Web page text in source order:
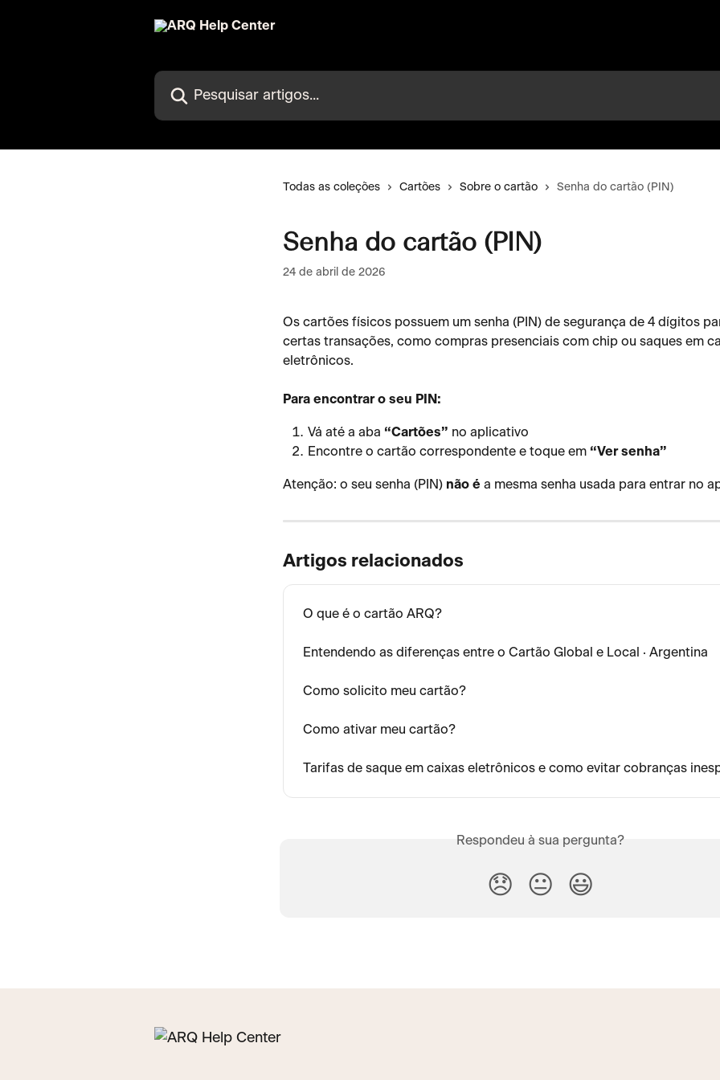
Pesquisar artigos...
Todas as coleções Cartões Sobre o cartão Senha do cartão (PIN)
Senha do cartão (PIN)
24 de abril de 2026
Os cartões físicos possuem um senha (PIN) de segurança de 4 dígitos
certas transações, como compras presenciais com chip ou saques em
eletrônicos.
Para encontrar o seu PIN:
Vá até a aba “Cartões” no aplicativo
Encontre o cartão correspondente e toque em “Ver senha”
Atenção: o seu senha (PIN) não é a mesma senha usada para entrar no
Artigos relacionados
O que é o cartão ARQ?
Entendendo as diferenças entre o Cartão Global e Local · Argentina
Como solicito meu cartão?
Como ativar meu cartão?
Tarifas de saque em caixas eletrônicos e como evitar cobranças
Respondeu à sua pergunta?
😞 😐 😃